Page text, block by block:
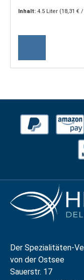
Inhalt: 4.5 Liter (18,31 €
Der Spezialitäten-
von der Ostsee
Sauerstr. 17